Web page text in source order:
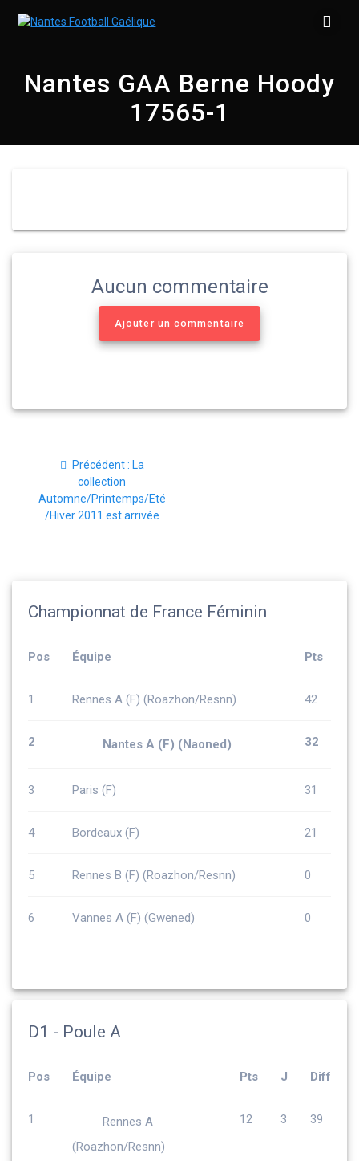
Nantes GAA Berne Hoody
17565-1
Aucun commentaire
Ajouter un commentaire
l’article
Précédent : Article
:
La
collection
Automne/Printemps/Eté
/Hiver 2011 est arrivée
Championnat de France Féminin
Pos Équipe Pts
1 Rennes A (F) (Roazhon/Resnn) 42
2 Nantes A (F) (Naoned) 32
3 Paris (F) 31
4 Bordeaux (F) 21
5 Rennes B (F) (Roazhon/Resnn) 0
6 Vannes A (F) (Gwened) 0
D1 - Poule A
Pos Équipe Pts J Diff
1
Rennes A
(Roazhon/Resnn)
12 3 39